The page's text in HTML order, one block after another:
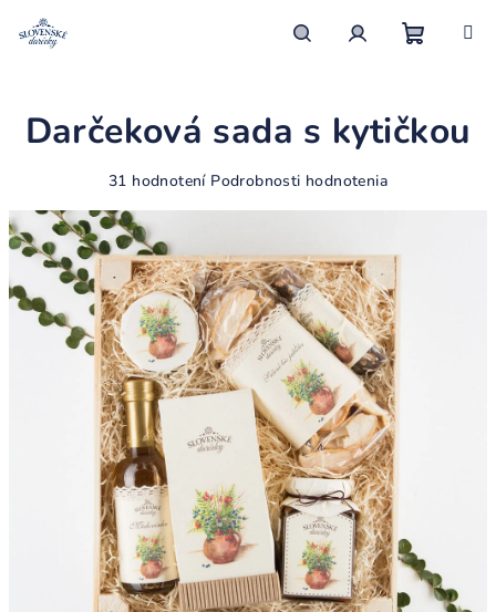
košík
Darčeková sada s kytičkou
Priemerné
produktu
je
z
5
hviezdičiek.
31 hodnotení Podrobnosti hodnotenia